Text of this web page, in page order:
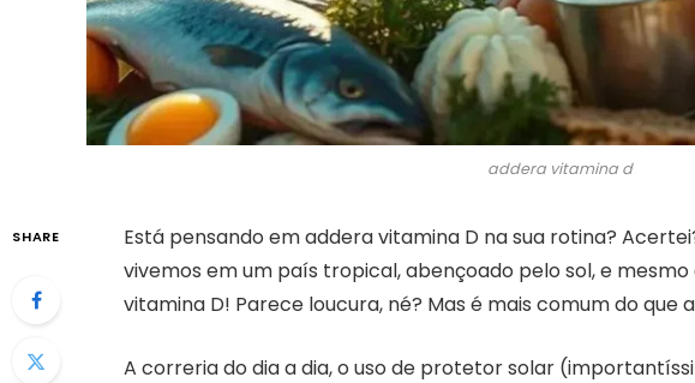
addera vitamina d
SHARE
Está pensando em addera vitamina D na sua rotina?
vivemos em um país tropical, abençoado pelo sol, e
vitamina D! Parece loucura, né? Mas é mais comum do que
A correria do dia a dia, o uso de protetor solar